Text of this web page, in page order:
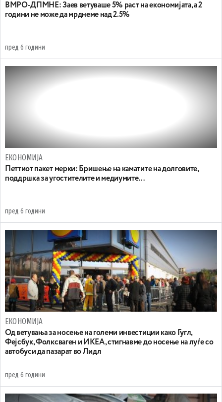
ВМРО-ДПМНЕ: Заев ветуваше 5% раст на економијата, а 2
години не може да мрднеме над 2.5%
пред 6 години
ЕКОНОМИЈА
Петтиот пакет мерки: Бришење на каматите на долговите,
поддршка за угостителите и медиумите…
пред 6 години
ЕКОНОМИЈА
Од ветувања за носење на големи инвестиции како Гугл,
Фејсбук, Фолксваген и ИКЕА, стигнавме до носење на луѓе со
автобуси да пазарат во Лидл
пред 6 години